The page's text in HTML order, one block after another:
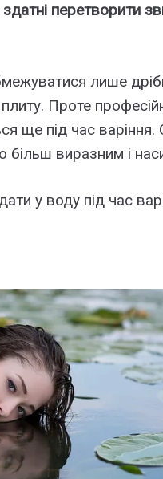
здатні перетворити
лише
Проте
ще під час варіння.
більш виразним і
у воду під час